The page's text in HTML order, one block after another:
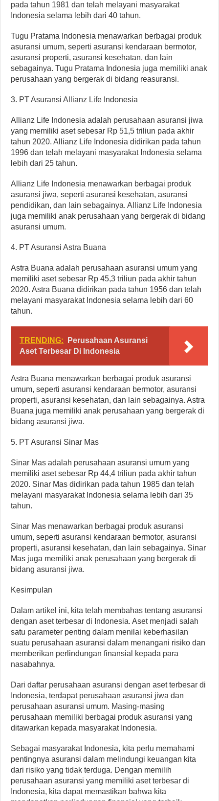
pada tahun 1981 dan telah melayani masyarakat
Indonesia selama lebih dari 40 tahun.
Tugu Pratama Indonesia menawarkan berbagai produk
asuransi umum, seperti asuransi kendaraan bermotor,
asuransi properti, asuransi kesehatan, dan lain
sebagainya. Tugu Pratama Indonesia juga memiliki anak
perusahaan yang bergerak di bidang reasuransi.
3. PT Asuransi Allianz Life Indonesia
Allianz Life Indonesia adalah perusahaan asuransi jiwa
yang memiliki aset sebesar Rp 51,5 triliun pada akhir
tahun 2020. Allianz Life Indonesia didirikan pada tahun
1996 dan telah melayani masyarakat Indonesia selama
lebih dari 25 tahun.
Allianz Life Indonesia menawarkan berbagai produk
asuransi jiwa, seperti asuransi kesehatan, asuransi
pendidikan, dan lain sebagainya. Allianz Life Indonesia
juga memiliki anak perusahaan yang bergerak di bidang
asuransi umum.
4. PT Asuransi Astra Buana
Astra Buana adalah perusahaan asuransi umum yang
memiliki aset sebesar Rp 45,3 triliun pada akhir tahun
2020. Astra Buana didirikan pada tahun 1956 dan telah
melayani masyarakat Indonesia selama lebih dari 60
tahun.
TRENDING:
Perusahaan Asuransi
Aset Terbesar Di Indonesia
Astra Buana menawarkan berbagai produk asuransi
umum, seperti asuransi kendaraan bermotor, asuransi
properti, asuransi kesehatan, dan lain sebagainya. Astra
Buana juga memiliki anak perusahaan yang bergerak di
bidang asuransi jiwa.
5. PT Asuransi Sinar Mas
Sinar Mas adalah perusahaan asuransi umum yang
memiliki aset sebesar Rp 44,4 triliun pada akhir tahun
2020. Sinar Mas didirikan pada tahun 1985 dan telah
melayani masyarakat Indonesia selama lebih dari 35
tahun.
Sinar Mas menawarkan berbagai produk asuransi
umum, seperti asuransi kendaraan bermotor, asuransi
properti, asuransi kesehatan, dan lain sebagainya. Sinar
Mas juga memiliki anak perusahaan yang bergerak di
bidang asuransi jiwa.
Kesimpulan
Dalam artikel ini, kita telah membahas tentang asuransi
dengan aset terbesar di Indonesia. Aset menjadi salah
satu parameter penting dalam menilai keberhasilan
suatu perusahaan asuransi dalam menangani risiko dan
memberikan perlindungan finansial kepada para
nasabahnya.
Dari daftar perusahaan asuransi dengan aset terbesar di
Indonesia, terdapat perusahaan asuransi jiwa dan
perusahaan asuransi umum. Masing-masing
perusahaan memiliki berbagai produk asuransi yang
ditawarkan kepada masyarakat Indonesia.
Sebagai masyarakat Indonesia, kita perlu memahami
pentingnya asuransi dalam melindungi keuangan kita
dari risiko yang tidak terduga. Dengan memilih
perusahaan asuransi yang memiliki aset terbesar di
Indonesia, kita dapat memastikan bahwa kita